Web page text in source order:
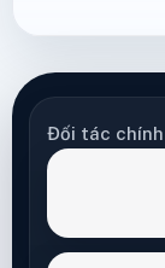
Đối tác